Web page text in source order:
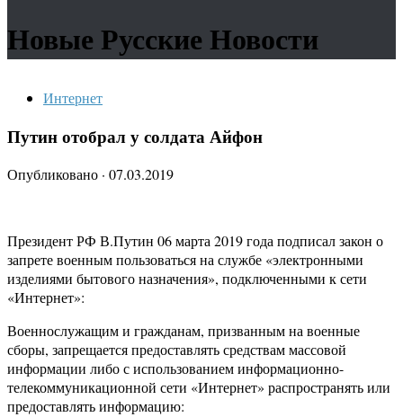
Новые Русские Новости
Интернет
Путин отобрал у солдата Айфон
Опубликовано · 07.03.2019
Президент РФ В.Путин 06 марта 2019 года подписал закон о
запрете военным пользоваться на службе «электронными
изделиями бытового назначения», подключенными к сети
«Интернет»:
Военнослужащим и гражданам, призванным на военные
сборы, запрещается предоставлять средствам массовой
информации либо с использованием информационно-
телекоммуникационной сети «Интернет» распространять или
предоставлять информацию: